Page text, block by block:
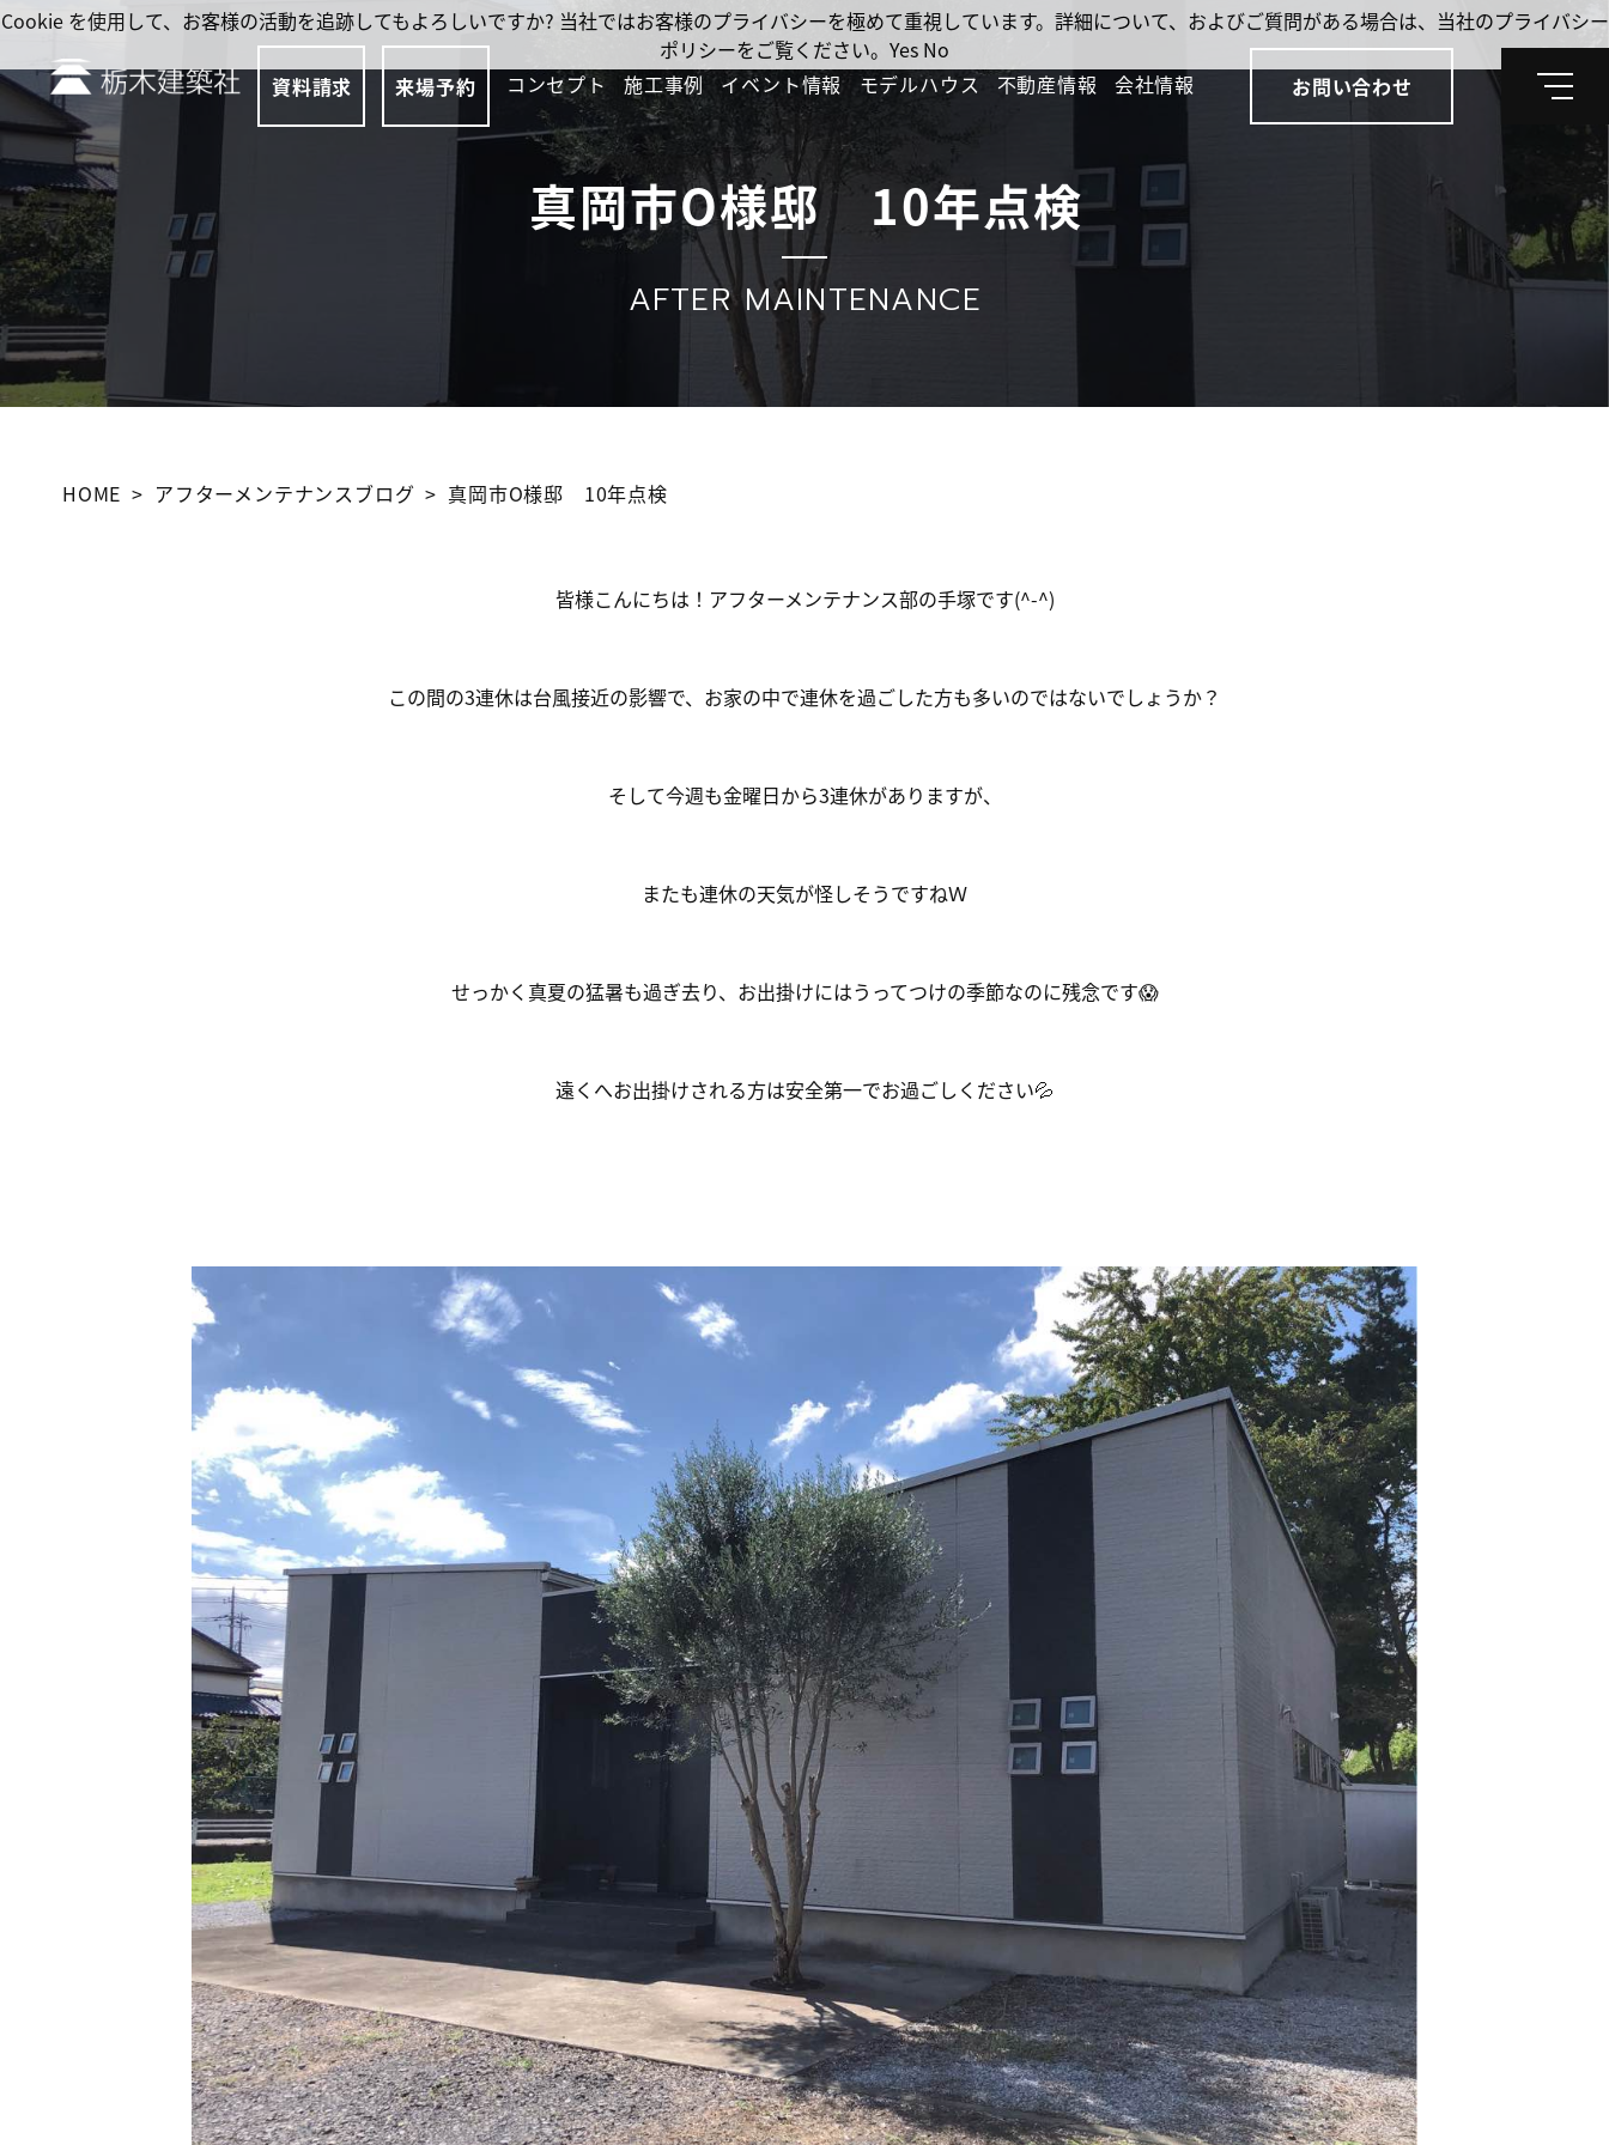
資料請求 来場予約 コンセプト 施工事例 イベント情報 モデルハウス 不動産情報 会社情報 お問い合わせ
メ
真岡市O様邸 10年点検
AFTER MAINTENANCE
HOME アフターメンテナンスブログ 真岡市O様邸 10年点検
皆様こんにちは！アフターメンテナンス部の手塚です(^-^)
この間の3連休は台風接近の影響で、お家の中で連休を過ごした方も多いのではないでしょうか？
そして今週も金曜日から3連休がありますが、
またも連休の天気が怪しそうですねＷ
せっかく真夏の猛暑も過ぎ去り、お出掛けにはうってつけの季節なのに残念です😱
遠くへお出掛けされる方は安全第一でお過ごしください💦
Cookie を使用して、お客様の活動を追跡してもよろしいですか? 当社ではお客様のプライバシーを極めて重視しています。詳細について、およびご質問がある場合は、当社のプライバシー
ポリシーをご覧ください。 Yes No